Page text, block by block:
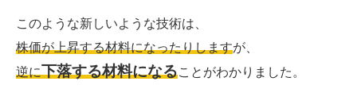
このような新しいような技術は、
株価が上昇する材料になったりしますが、
逆に下落する材料になることがわかりました。